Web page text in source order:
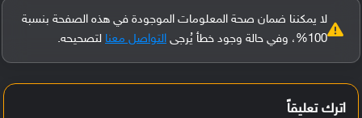
لا يمكننا ضمان صحة المعلومات الموجودة في هذه الصفحة بنسبة
100%، وفي حالة وجود خطأ يُرجى
التواصل معنا لتصحيحه.
اترك تعليقاً